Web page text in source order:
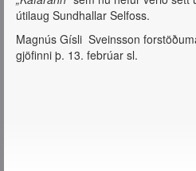
útilaug Sundhallar Selfoss.
Magnús Gísli Sveinsson
gjöfinni þ. 13. febrúar sl.